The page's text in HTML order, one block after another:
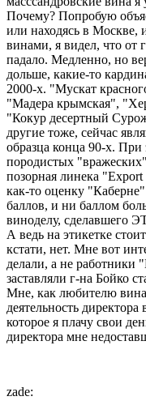
Почему? Попробую
или находясь в
винами, я видел, что от
падало. Медленно, но
дольше, какие-то
2000-х. "Мускат
"Мадера крымская",
"Кокур десертный
другие тоже, сейчас
образца конца 90-х.
породистых
позорная линека
как-то оценку
баллов, и ни баллом
виноделу, сделавшего
А ведь на этикетке
кстати, нет. Мне вот
делали, а не работники
заставляли г-на Бойко
Мне, как любителю
деятельность
которое я плачу свои
директора мне
zade: